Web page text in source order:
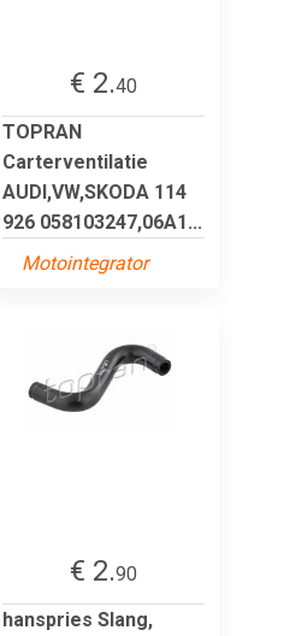
€ 2.40
TOPRAN
Carterventilatie
AUDI,VW,SKODA 114
926 058103247,06A1...
Motointegrator
€ 2.90
hanspries Slang,